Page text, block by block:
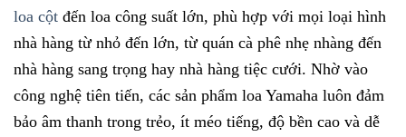
loa cột đến loa công suất lớn, phù hợp với mọi loại hình
nhà hàng từ nhỏ đến lớn, từ quán cà phê nhẹ nhàng đến
nhà hàng sang trọng hay nhà hàng tiệc cưới. Nhờ vào
công nghệ tiên tiến, các sản phẩm loa Yamaha luôn đảm
bảo âm thanh trong trẻo, ít méo tiếng, độ bền cao và dễ